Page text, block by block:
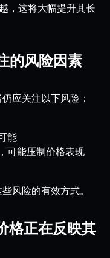
，这将大幅提升其长
的风险因素
应关注以下风险：
能
可能压制价格表现
风险的有效方式。
格正在反映其